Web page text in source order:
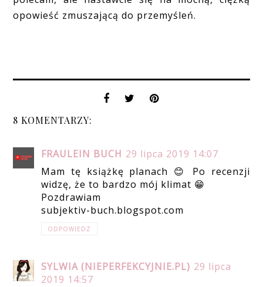
opowieść zmuszającą do przemyśleń.
8 KOMENTARZY:
FRAULEIN BUCH 29 lipca 2019 14:07
Mam tę książkę planach 😊 Po recenzji
widzę, że to bardzo mój klimat 😁
Pozdrawiam
subjektiv-buch.blogspot.com
ODPOWIEDZ
SYLWIA (NIEPERFEKCYJNIE.PL) 29 lipca
2019 14:57